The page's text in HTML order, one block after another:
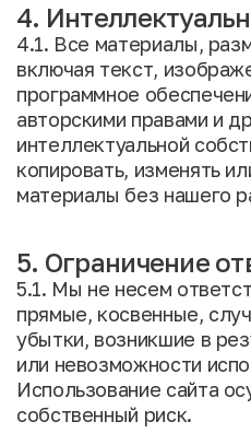
4.
4.1. Все материалы,
включая текст,
программное
авторскими правами и
интеллектуальной
копировать, изменять
материалы без нашего
5. Ограничение
5.1. Мы не несем
прямые, косвенные,
убытки, возникшие в
или невозможности
Использование сайта
собственный риск.